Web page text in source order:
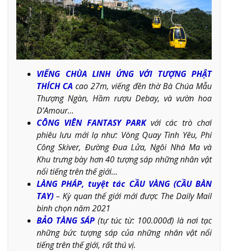
VIẾNG CHÙA LINH ỨNG VỚI TƯỢNG PHẬT
THÍCH CA cao 27m, viếng đền thờ Bà Chúa Mẫu
Thượng Ngàn, Hầm rượu Debay, và vườn hoa
D’Amour…
CÔNG VIÊN FANTASY PARKvới các trò chơi
phiêu lưu mới lạ như: Vòng Quay Tình Yêu, Phi
Công Skiver, Đường Đua Lửa, Ngôi Nhà Ma và
Khu trưng bày hơn 40 tượng sáp những nhân vật
nổi tiếng trên thế giới…
LÀNG PHÁP, tuyệt tác CẦU VÀNG (CẦU BÀN
TAY) – Kỳ quan thế giới mới được The Daily Mail
bình chọn năm 2021
BẢO TÀNG SÁP (tự túc từ: 100.000đ) là nơi tạc
những bức tượng sáp của những nhân vật nổi
tiếng trên thế giới, rất thú vị.